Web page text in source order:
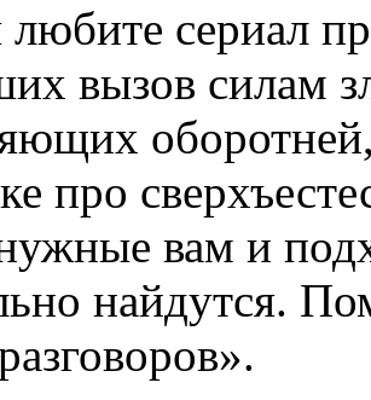
сериал
вызов силам
про
вам и
найдутся.